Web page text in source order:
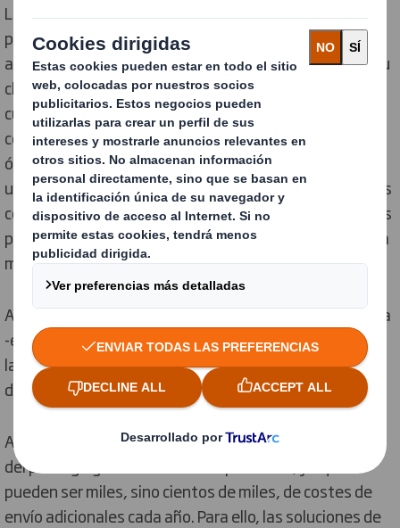
Los embalajes optimizados para cada cadena logística
puede suponer un ahorro en espacio de
almacenamiento tanto en tu almacén, como en el de tu
cliente o distribuidores; así como ahorros logísticos en
cuanto al transporte. Para ello es importante saber
cómo organizar la mercancía del almacén de manera
óptima y analizar el medio de transporte que será
utilizado, así como contar el diseño adecuado. Opciones
como losembalajes plegablesy los embalajes apilables
pueden ser dos soluciones de packaging industrial para
mejorar en este aspecto.
Además, un buen paletizado facilitará la correcta carga
-en el camión, avión o barco, por ejemplo- y garantizará
la seguridad de tu mercancía, evitando costes por
deterioros o roturas.
Asimismo, cuando se trata de exportaciones, el peso
del packaging cobra aún más importancia, ya que
pueden ser miles, sino cientos de miles, de costes de
envío adicionales cada año. Para ello, las soluciones de